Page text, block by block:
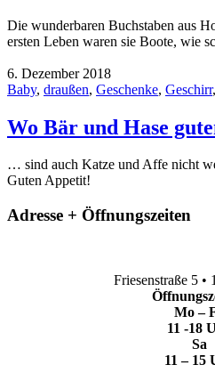
Die wunderbaren Buchstaben aus
ersten Leben waren sie Boote, wie
6. Dezember 2018
Baby, draußen, Geschenke, Geschirr,
Wo Bär und Hase
… sind auch Katze und Affe nicht
Guten Appetit!
Adresse + Öffnungszeiten
Friesenstraße 5 •
Mo –
11 -18
Sa
11 – 15